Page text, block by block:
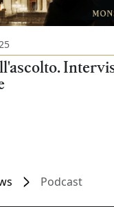
Podcast